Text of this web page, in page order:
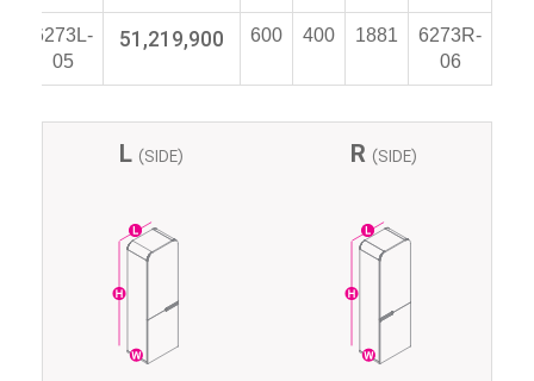
6273R-
06
1881
400
600
51,219,900
6273L-
05
L (SIDE) R (SIDE)